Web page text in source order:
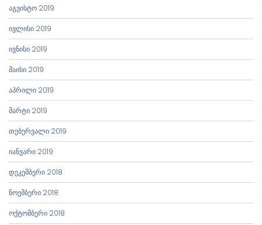
აგვისტო 2019
ივლისი 2019
ივნისი 2019
მაისი 2019
აპრილი 2019
მარტი 2019
თებერვალი 2019
იანვარი 2019
დეკემბერი 2018
ნოემბერი 2018
ოქტომბერი 2018